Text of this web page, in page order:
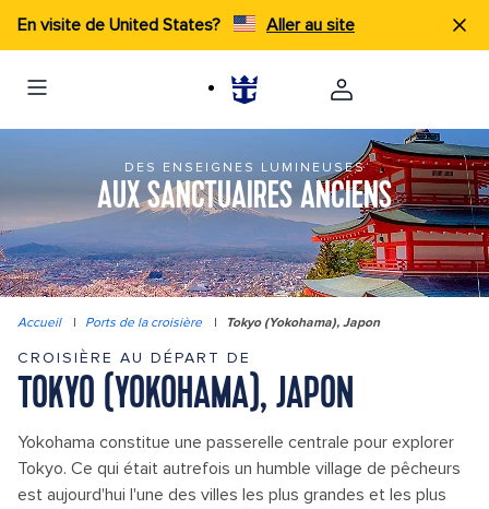
En visite de United States? Aller au site
DES ENSEIGNES LUMINEUSES
AUX SANCTUAIRES ANCIENS
Accueil | Ports de la croisière | Tokyo (Yokohama), Japon
CROISIÈRE AU DÉPART DE
TOKYO (YOKOHAMA), JAPON
Yokohama constitue une passerelle centrale pour explorer
Tokyo. Ce qui était autrefois un humble village de pêcheurs
est aujourd'hui l'une des villes les plus grandes et les plus